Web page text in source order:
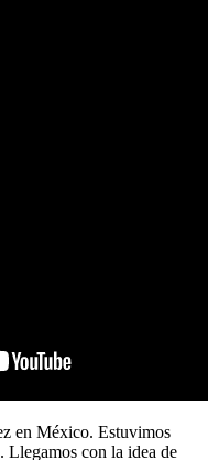
en México. Estuvimos
Llegamos con la idea de